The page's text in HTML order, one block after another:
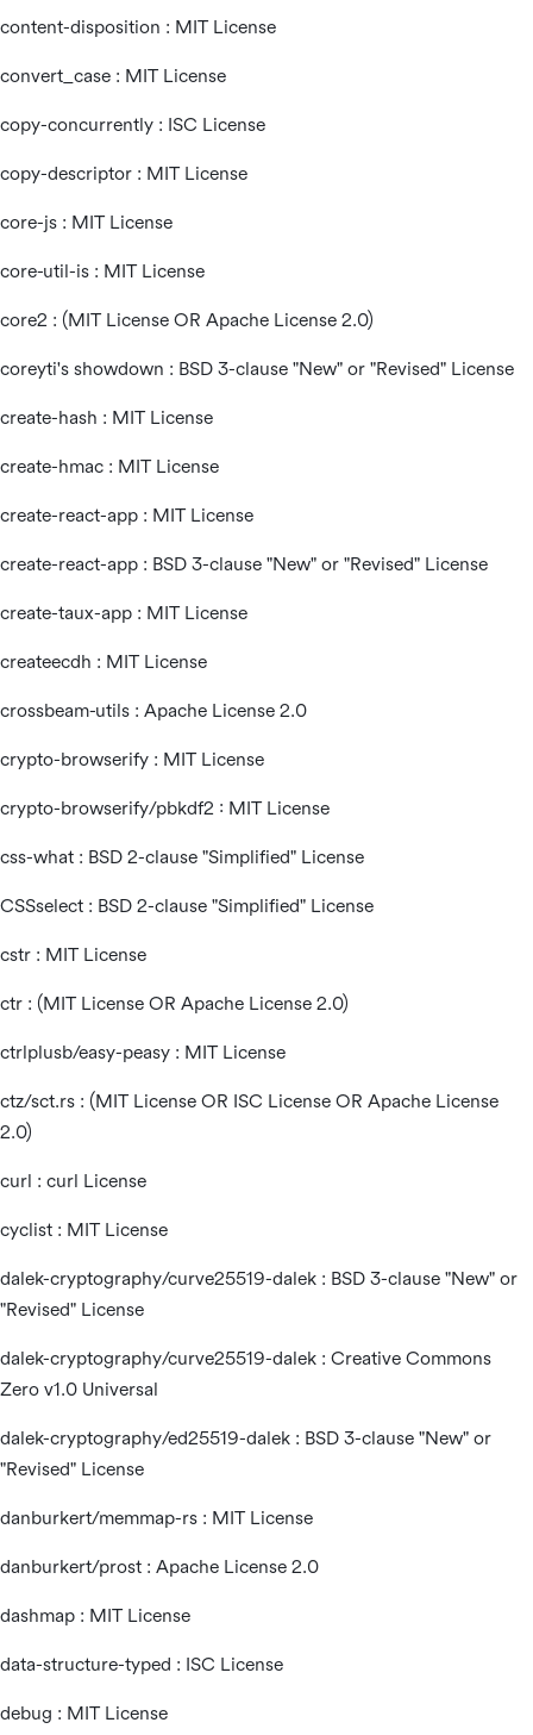
content-disposition : MIT License
convert_case : MIT License
copy-concurrently : ISC License
copy-descriptor : MIT License
core-js : MIT License
core-util-is : MIT License
core2 : (MIT License OR Apache License 2.0)
coreyti's showdown : BSD 3-clause "New" or "Revised" License
create-hash : MIT License
create-hmac : MIT License
create-react-app : MIT License
create-react-app : BSD 3-clause "New" or "Revised" License
create-taux-app : MIT License
createecdh : MIT License
crossbeam-utils : Apache License 2.0
crypto-browserify : MIT License
crypto-browserify/pbkdf2 : MIT License
css-what : BSD 2-clause "Simplified" License
CSSselect : BSD 2-clause "Simplified" License
cstr : MIT License
ctr : (MIT License OR Apache License 2.0)
ctrlplusb/easy-peasy : MIT License
ctz/sct.rs : (MIT License OR ISC License OR Apache License
2.0)
curl : curl License
cyclist : MIT License
dalek-cryptography/curve25519-dalek : BSD 3-clause "New" or
"Revised" License
dalek-cryptography/curve25519-dalek : Creative Commons
Zero v1.0 Universal
dalek-cryptography/ed25519-dalek : BSD 3-clause "New" or
"Revised" License
danburkert/memmap-rs : MIT License
danburkert/prost : Apache License 2.0
dashmap : MIT License
data-structure-typed : ISC License
debug : MIT License